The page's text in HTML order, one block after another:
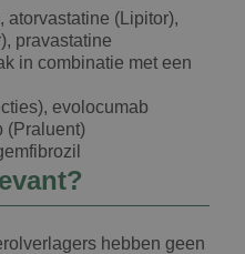
atorvastatine (Lipitor),
pravastatine
in combinatie met een
evolocumab
(Praluent)
hebben geen